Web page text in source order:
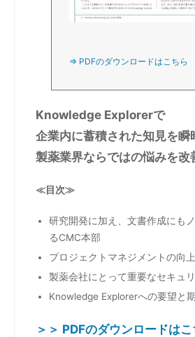
⇒ PDFのダウンロードはこちら
Knowledge Explorerで
企業内に蓄積された知見を瞬
製薬業界ならではの悩みを改
≪目次≫
研究開発に加え、文書作成にも
るCMC本部
プロジェクトマネジメントの向
製薬会社にとって重要なセキュ
Knowledge Explorerへの要望と
＞＞ PDFのダウンロードはこ